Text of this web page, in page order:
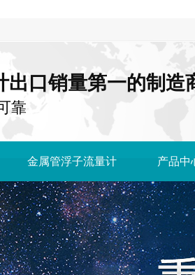
出口销量第一的制造
靠
金属管浮子流量计 产品中